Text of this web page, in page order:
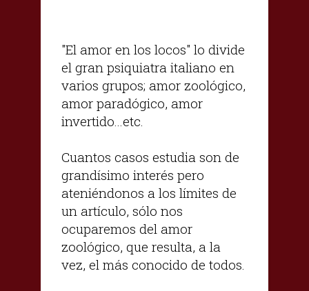
"El amor en los locos" lo divide
el gran psiquiatra italiano en
varios grupos; amor zoológico,
amor paradógico, amor
invertido...etc.
Cuantos casos estudia son de
grandísimo interés pero
ateniéndonos a los límites de
un artículo, sólo nos
ocuparemos del amor
zoológico, que resulta, a la
vez, el más conocido de todos.